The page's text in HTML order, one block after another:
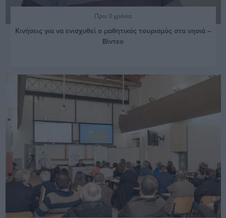
Πριν 3 χρόνια
Κινήσεις για να ενισχυθεί ο μαθητικός τουρισμός στα νησιά –
Βίντεο